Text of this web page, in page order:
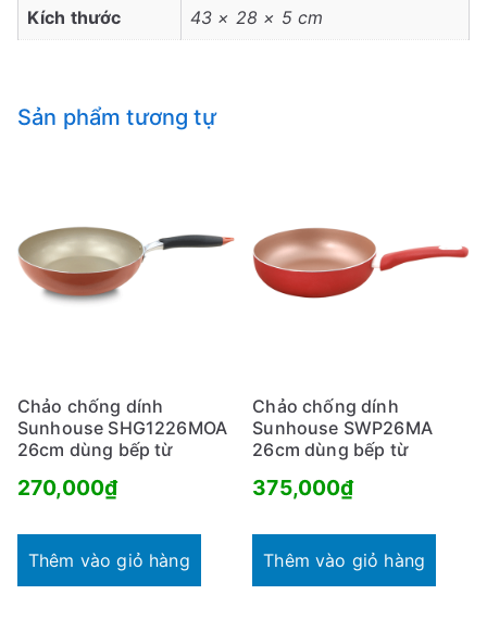
Kích thước 43 × 28 × 5 cm
Sản phẩm tương tự
Chảo chống dính
Sunhouse SHG1226MOA
26cm dùng bếp từ
270,000₫
Thêm vào giỏ hàng
Chảo chống dính
Sunhouse SWP26MA
26cm dùng bếp từ
375,000₫
Thêm vào giỏ hàng